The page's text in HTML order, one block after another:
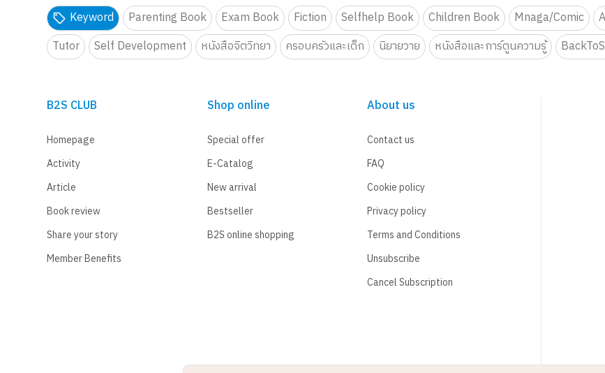
Keyword Parenting Book Exam Book Fiction Selfhelp Book Children Book Mnaga/Comic
Tutor
Self Development หนังสือจิตวิทยา ครอบครัวและเด็ก นิยายวาย หนังสือและการ์ตูนความรู้
B2S CLUB
Homepage
Activity
Article
Book review
Share your story
Member Benefits
Shop online
Special offer
E-Catalog
New arrival
Bestseller
B2S online shopping
About us
Contact us
FAQ
Cookie policy
Privacy policy
Terms and Conditions
Unsubscribe
Cancel Subscription